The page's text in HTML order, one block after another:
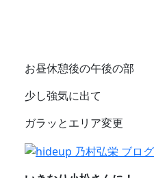
お昼休憩後の午後の部
少し強気に出て
ガラッとエリア変更